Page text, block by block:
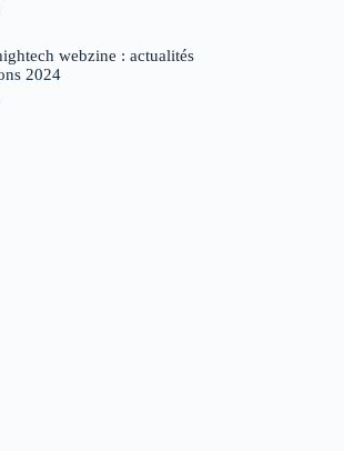
webzine : actualités
2024